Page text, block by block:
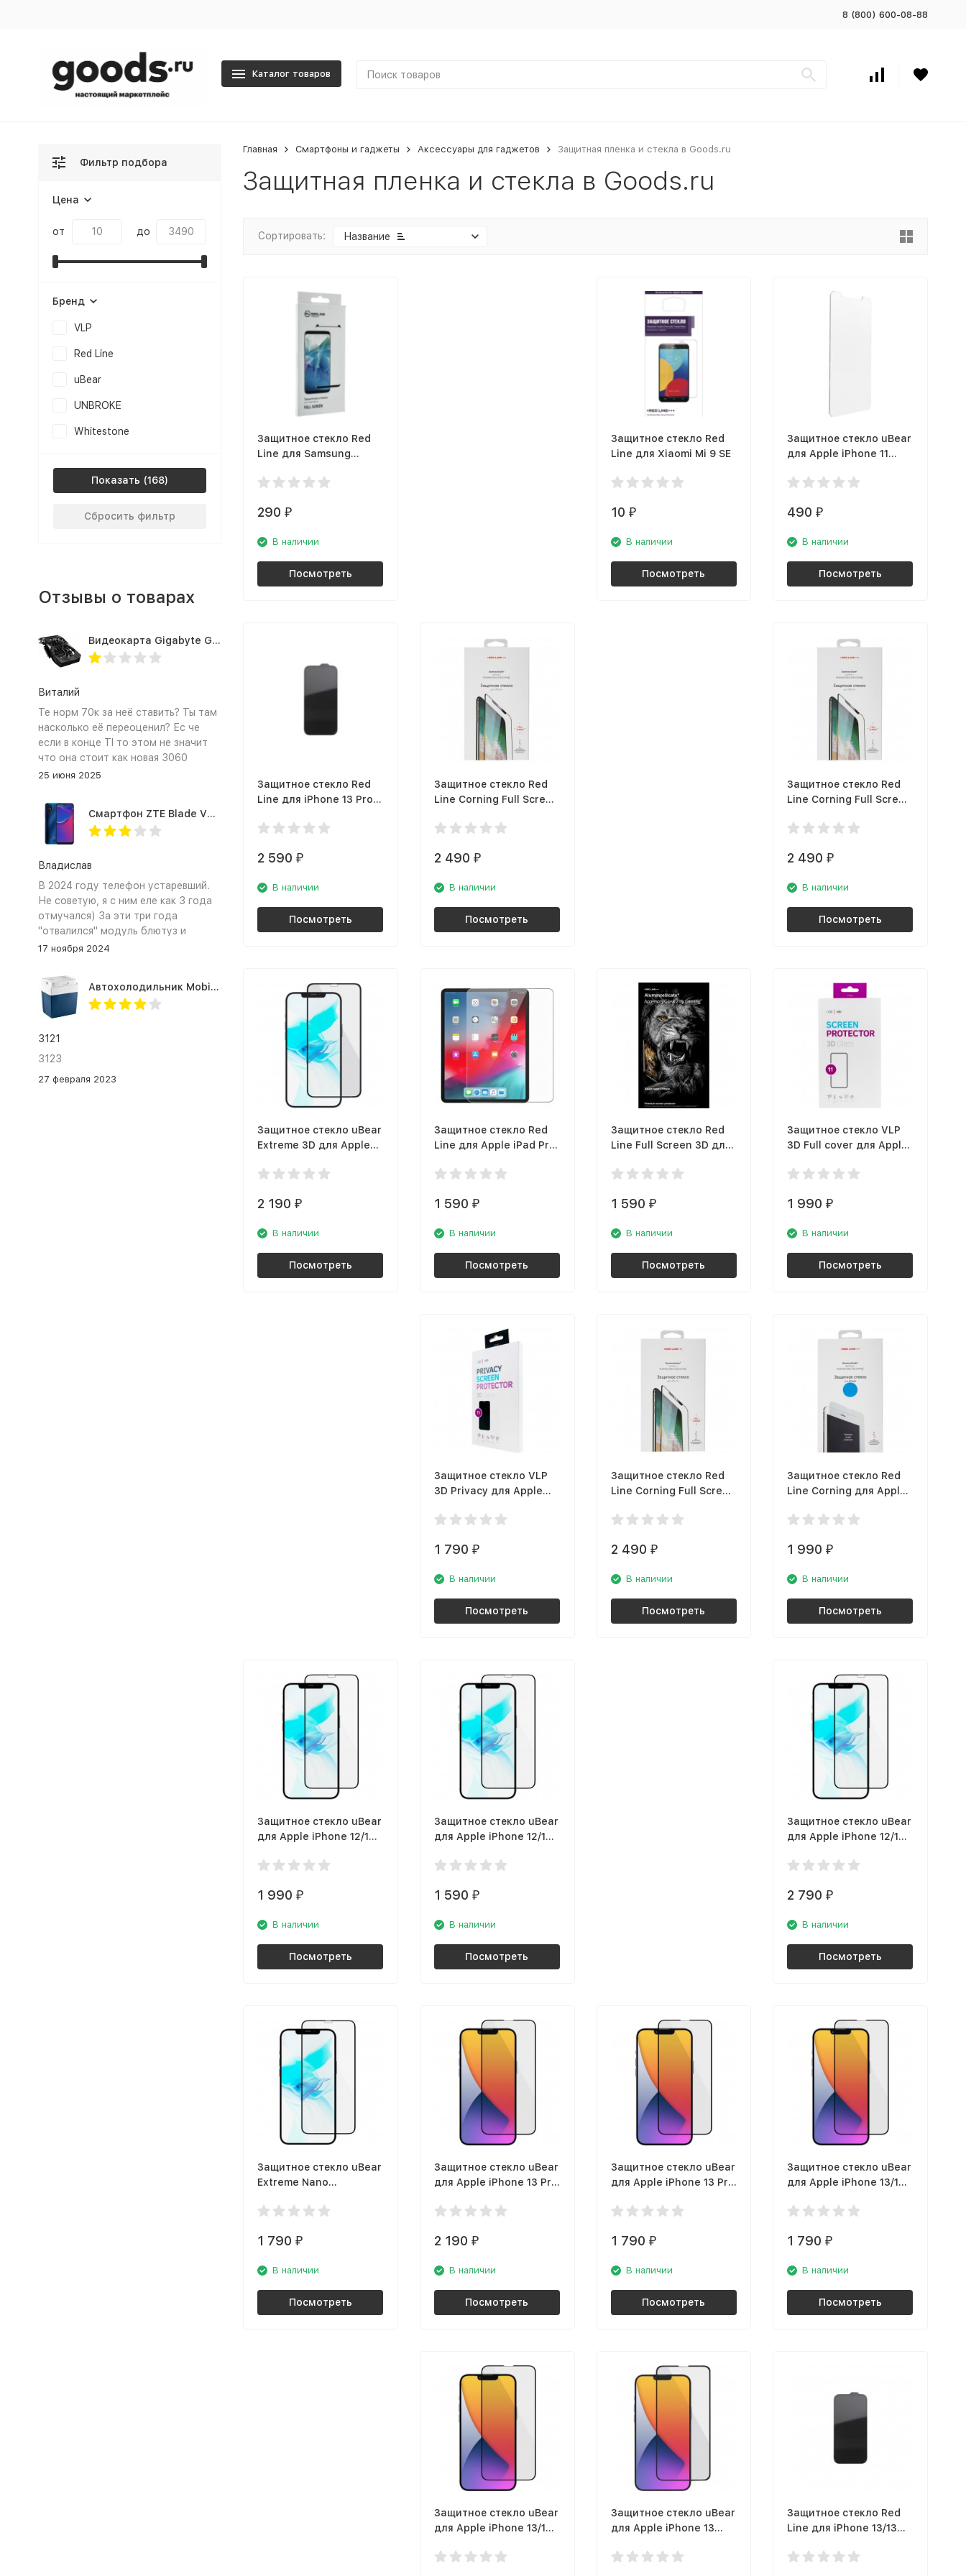
8 (800) 600-08-88
Каталог товаров
Главная Смартфоны и гаджеты Аксессуары для гаджетов Защитная пленка и стекла в Goods.ru
Защитная пленка и стекла в Goods.ru
Сортировать: Название
Защитное стекло Red
Line для Samsung
(3D), чёрная рамка
290 ₽
В наличии
Посмотреть
Защитное стекло Red
Line для Xiaomi Mi 9 SE
10 ₽
В наличии
Посмотреть
Защитное стекло uBear
для Apple iPhone 11
I19)
490₽
В наличии
Посмотреть
Защитное стекло Red
Line для iPhone 13 Pro
2 590 ₽
В наличии
Посмотреть
Защитное стекло Red
Line Corning Full Screen
чёрная рамка
2 490 ₽
В наличии
Посмотреть
Защитное стекло Red
Line Corning Full Screen
чёрная рамка
2 490₽
В наличии
Посмотреть
Защитное стекло uBear
Extreme 3D для Apple
(GL111BL03A3D67-I20)
2 190 ₽
В наличии
Посмотреть
Защитное стекло Red
Line для Apple iPad Pro
1 590 ₽
В наличии
Посмотреть
Защитное стекло Red
Line Full Screen 3D для
черная рамка
1 590 ₽
В наличии
Посмотреть
Защитное стекло VLP
3D Full cover для Apple
1 990₽
В наличии
Посмотреть
Защитное стекло VLP
3D Privacy для Apple
1 790 ₽
В наличии
Посмотреть
Защитное стекло Red
Line Corning Full Screen
рамка
2 490 ₽
В наличии
Посмотреть
Защитное стекло Red
Line Corning для Apple
tempered glass
1 990₽
В наличии
Посмотреть
Защитное стекло uBear
для Apple iPhone 12/12
(GL107BL03ANA61-I20)
1 990 ₽
В наличии
Посмотреть
Защитное стекло uBear
для Apple iPhone 12/12
(GL101BL03AN61-I20)
1 590 ₽
В наличии
Посмотреть
Защитное стекло uBear
для Apple iPhone 12/12
(GL110BL03A3D61-I20)
2 790₽
В наличии
Посмотреть
Защитное стекло uBear
Extreme Nano
iPhone 12 Pro Max
1 790 ₽
В наличии
Посмотреть
Защитное стекло uBear
для Apple iPhone 13 Pro
(GL123BL03A3D67-I21)
2 190 ₽
В наличии
Посмотреть
Защитное стекло uBear
для Apple iPhone 13 Pro
(GL129BL03ANA67-I21)
1 790 ₽
В наличии
Посмотреть
Защитное стекло uBear
для Apple iPhone 13/13
(GL128BL03ANA61-I21)
1 790₽
В наличии
Посмотреть
Защитное стекло uBear
для Apple iPhone 13/13
(GL122BL03A3D61-I21)
Защитное стекло uBear
для Apple iPhone 13
(GL121BL03A)
Защитное стекло Red
Line для iPhone 13/13
Фильтр подбора
Цена
от до
Бренд
VLP
Red Line
uBear
UNBROKE
Whitestone
Показать
Сбросить фильтр
Отзывы о товарах
Видеокарта Gigabyte GTX1660TI 6GB (GV-N166TOC-6GD 1.0A)
Виталий
Те норм 70к за неё ставить? Ты там
насколько её переоценил? Ес че
если в конце TI то этом не значит
что она стоит как новая 3060
25 июня 2025
Смартфон ZTE Blade V2020 Smart 64 Гб синий
Владислав
В 2024 году телефон устаревший.
Не советую, я с ним еле как 3 года
отмучался) За эти три года
"отвалился" модуль блютуз и
сканер отпечатка пальца
17 ноября 2024
Автохолодильник Mobicool MV26 AC/DC
3121
3123
27 февраля 2023